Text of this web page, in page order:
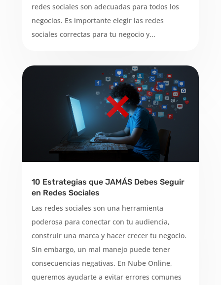
redes sociales son adecuadas para todos los
negocios. Es importante elegir las redes
sociales correctas para tu negocio y...
10 Estrategias que JAMÁS Debes Seguir
en Redes Sociales
Las redes sociales son una herramienta
poderosa para conectar con tu audiencia,
construir una marca y hacer crecer tu negocio.
Sin embargo, un mal manejo puede tener
consecuencias negativas. En Nube Online,
queremos ayudarte a evitar errores comunes